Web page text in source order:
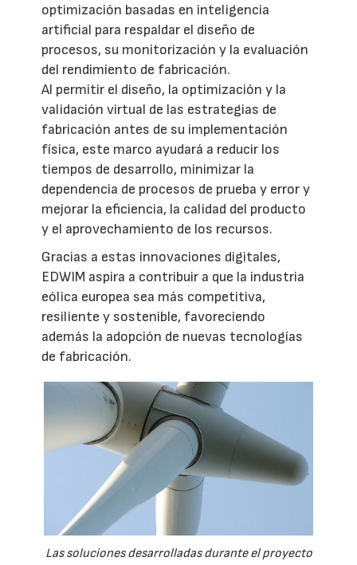
optimización basadas en inteligencia
artificial para respaldar el diseño de
procesos, su monitorización y la evaluación
del rendimiento de fabricación.
Al permitir el diseño, la optimización y la
validación virtual de las estrategias de
fabricación antes de su implementación
física, este marco ayudará a reducir los
tiempos de desarrollo, minimizar la
dependencia de procesos de prueba y error y
mejorar la eficiencia, la calidad del producto
y el aprovechamiento de los recursos.
Gracias a estas innovaciones digitales,
EDWIM aspira a contribuir a que la industria
eólica europea sea más competitiva,
resiliente y sostenible, favoreciendo
además la adopción de nuevas tecnologías
de fabricación.
Las soluciones desarrolladas durante el proyecto